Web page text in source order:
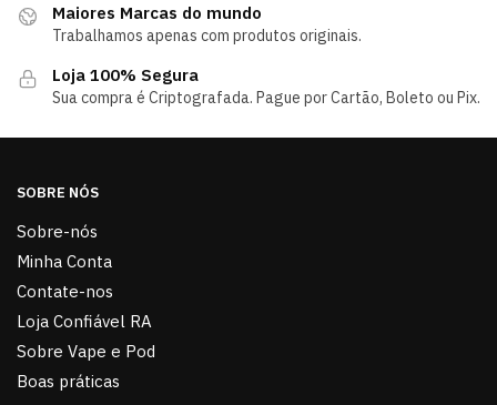
Maiores Marcas do mundo
Trabalhamos apenas com produtos originais.
Loja 100% Segura
Sua compra é Criptografada. Pague por Cartão, Boleto ou Pix.
SOBRE NÓS
Sobre-nós
Minha Conta
Contate-nos
Loja Confiável RA
Sobre Vape e Pod
Boas práticas